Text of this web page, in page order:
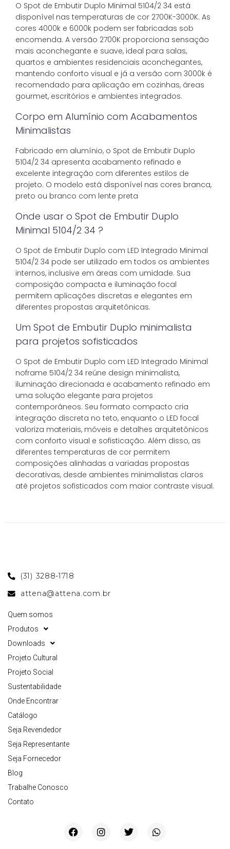
O Spot de Embutir Duplo Minimal 5104/2 34 está
disponível nas temperaturas de cor 2700K-3000K. As
cores 4000k e 6000k podem ser fabricadas sob
encomenda. A versão 2700K proporciona sensação
mais aconchegante e suave, ideal para salas,
quartos e ambientes residenciais aconchegantes,
mantendo conforto visual e já a versão com 3000k é
recomendado para aplicação em cozinhas, áreas
gourmet, escritórios e ambientes integrados.
Corpo em Alumínio com Acabamentos
Minimalistas
Fabricado em alumínio, o Spot de Embutir Duplo
5104/2 34 apresenta acabamento refinado e
excelente integração com diferentes estilos de
projeto. O modelo está disponível nas cores branca,
preto ou branco com lente preta
Onde usar o Spot de Embutir Duplo
Minimal 5104/2 34 ?
O Spot de Embutir Duplo com LED Integrado Minimal
5104/2 34 pode ser utilizado em todos os ambientes
internos, inclusive em áreas com umidade. Sua
composição compacta e iluminação focal
permitem aplicações discretas e elegantes em
diferentes propostas arquitetônicas.
Um Spot de Embutir Duplo minimalista
para projetos sofisticados
O Spot de Embutir Duplo com LED Integrado Minimal
noframe 5104/2 34 reúne design minimalista,
iluminação direcionada e acabamento refinado em
uma solução elegante para projetos
contemporâneos. Seu formato compacto cria
integração discreta no teto, enquanto o LED focal
valoriza materiais, móveis e detalhes arquitetônicos
com conforto visual e sofisticação. Além disso, as
diferentes temperaturas de cor permitem
composições alinhadas a variadas propostas
decorativas, desde ambientes minimalistas claros
até projetos sofisticados com maior contraste visual.
(31) 3288-1718
attena@attena.com.br
Quem somos
Produtos
Downloads
Projeto Cultural
Projeto Social
Sustentabilidade
Onde Encontrar
Catálogo
Seja Revendedor
Seja Representante
Seja Fornecedor
Blog
Trabalhe Conosco
Contato